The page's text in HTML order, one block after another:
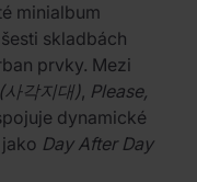
minialbum
skladbách
prvky. Mezi
각지대), Please,
dynamické
Day After Day